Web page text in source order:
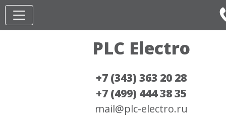
PLC Electro
+7 (343) 363 20 28
+7 (499) 444 38 35
mail@plc-electro.ru